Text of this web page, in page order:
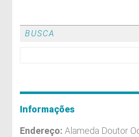
BUSCA
Informações
Endereço: Alameda Doutor